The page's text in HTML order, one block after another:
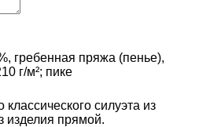
гребенная пряжа (пенье),
г/м²; пике
силуэта из
изделия прямой.